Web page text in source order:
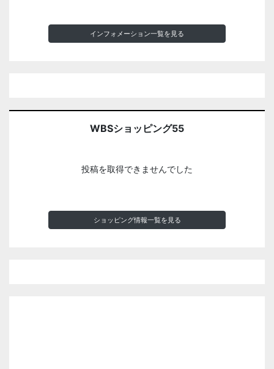
インフォメーション一覧を見る
WBSショッピング55
投稿を取得できませんでした
ショッピング情報一覧を見る